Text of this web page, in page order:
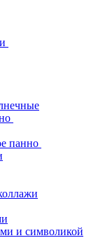
панно
и символикой